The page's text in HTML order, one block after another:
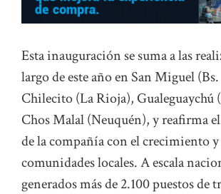
Esta inauguración se suma a las
largo de este año en San Miguel
Chilecito (La Rioja), Gualeguaychú
Chos Malal (Neuquén), y reafirma
de la compañía con el crecimiento
comunidades locales. A escala
generados más de 2.100 puestos de